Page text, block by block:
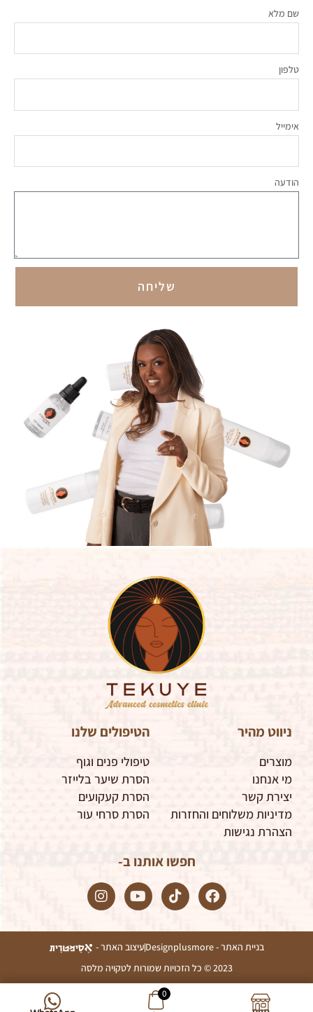
שם מלא
טלפון
אימייל
הודעה
שליחה
ניווט מהיר
מוצרים
מי אנחנו
יצירת קשר
מדיניות משלוחים והחזרות
הצהרת נגישות
הטיפולים שלנו
טיפולי פנים וגוף
הסרת שיער בלייזר
הסרת קעקועים
הסרת סרחי עור
חפשו אותנו ב-
F
a
e
b
o
k
T
i
t
o
Y
o
t
u
e
I
n
t
a
r
a
בניית האתר - Designplusmore
עיצוב האתר -
2023 © כל הזכויות שמורות לטקויה מלסה
0